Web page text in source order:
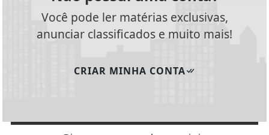
Você pode ler matérias exclusivas,
anunciar classificados e muito mais!
CRIAR MINHA CONTA